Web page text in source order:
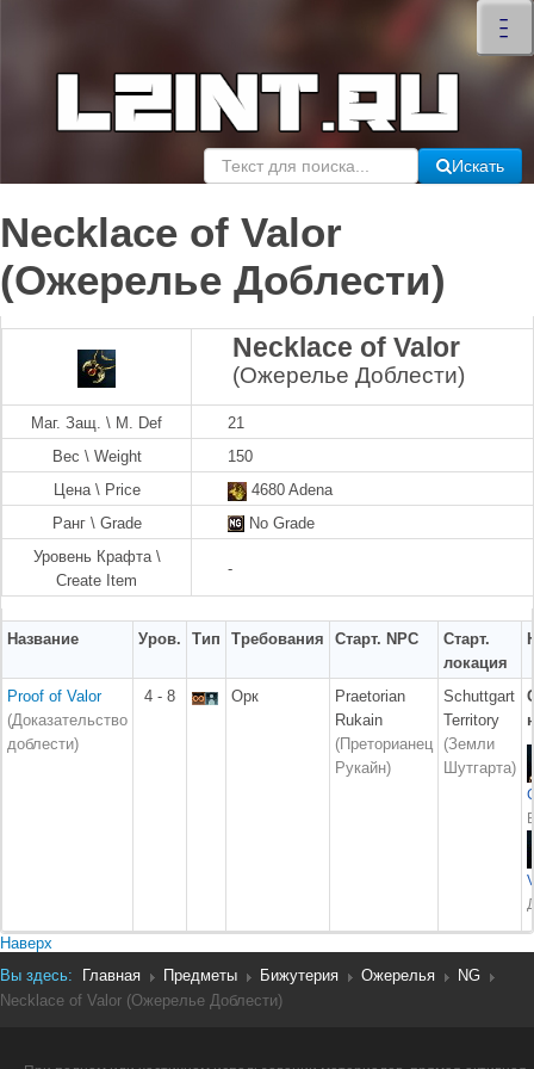
–
–
–
×
Искать
Necklace of Valor
(Ожерелье Доблести)
Necklace of Valor
(Ожерелье Доблести)
Маг. Защ. \ M. Def
21
Вес \ Weight
150
Цена \ Price
4680 Adena
Ранг \ Grade
No Grade
Уровень Крафта \
Create Item
-
Название Уров. Тип Требования Старт. NPC
Старт.
локация
Proof of Valor
(Доказательство
доблести)
4 - 8 Орк
Praetorian
Rukain
(Преторианец
Рукайн)
Schuttgart
Territory
(Земли
Шутгарта)
Наверх
Вы здесь:
Главная Предметы Бижутерия Ожерелья
NG
Necklace of Valor (Ожерелье Доблести)